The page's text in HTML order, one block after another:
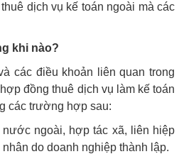
dịch vụ kế toán ngoài mà các
khi nào?
các điều khoản liên quan trong
đồng thuê dịch vụ làm kế toán
các trường hợp sau:
ngoài, hợp tác xã, liên hiệp
do doanh nghiệp thành lập.